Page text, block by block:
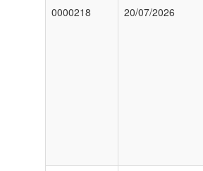
0000218 20/07/2026